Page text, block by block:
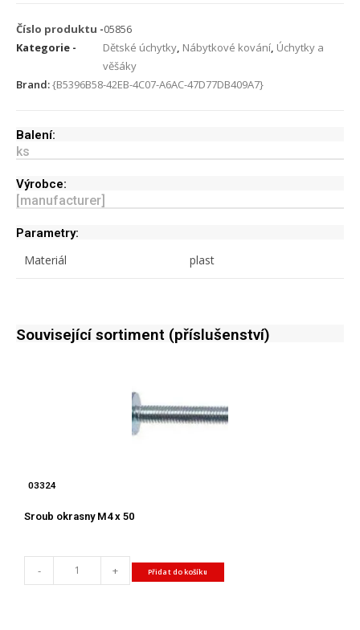
Číslo produktu -05856
Kategorie -
Dětské úchytky, Nábytkové kování, Úchytky a
věšáky
Brand:{B5396B58-42EB-4C07-A6AC-47D77DB409A7}
Balení:
ks
Výrobce:
[manufacturer]
Parametry:
Materiál plast
Související sortiment (příslušenství)
03324
Sroub okrasny M4 x 50
- + Přidat do košíku